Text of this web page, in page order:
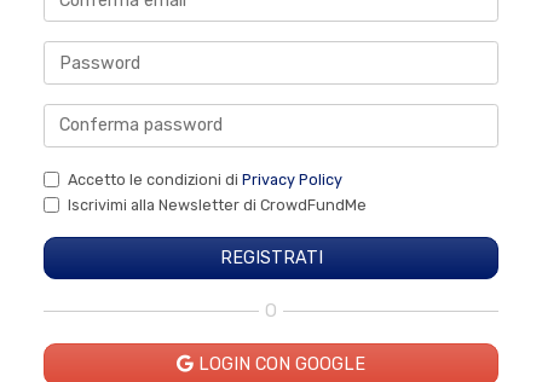
Accetto le condizioni di Privacy Policy
Iscrivimi alla Newsletter di CrowdFundMe
O
LOGIN CON GOOGLE